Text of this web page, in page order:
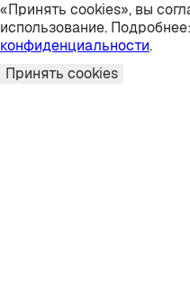
«Принять cookies», вы
использование. Подробнее:
конфиденциальности.
Принять cookies